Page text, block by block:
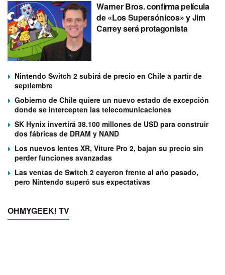
Warner Bros. confirma película
de «Los Supersónicos» y Jim
Carrey será protagonista
Nintendo Switch 2 subirá de precio en Chile a partir de
septiembre
Gobierno de Chile quiere un nuevo estado de excepción
donde se intercepten las telecomunicaciones
SK Hynix invertirá 38.100 millones de USD para construir
dos fábricas de DRAM y NAND
Los nuevos lentes XR, Viture Pro 2, bajan su precio sin
perder funciones avanzadas
Las ventas de Switch 2 cayeron frente al año pasado,
pero Nintendo superó sus expectativas
OHMYGEEK! TV